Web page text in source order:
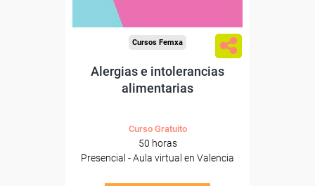
Cursos Femxa
Alergias e intolerancias
alimentarias
Curso Gratuito
50 horas
Presencial - Aula virtual en Valencia